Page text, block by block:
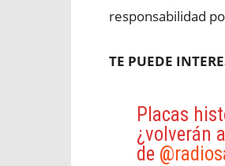
responsabilidad
TE PUEDE
Placas
¿volverán
de